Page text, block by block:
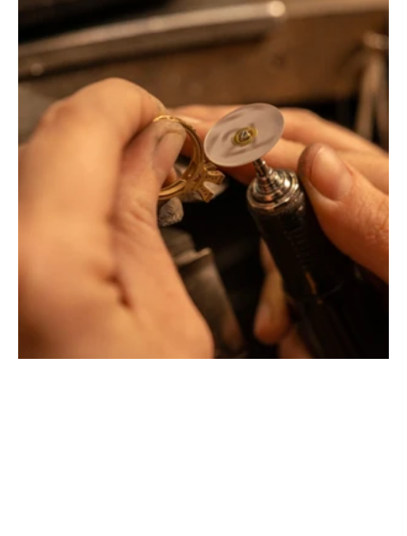
Montbrison, Lyon, Paris
Philippe & mathieu tournaire
Créateurs joailliers, révolutionnent les codes de la
joaillerie traditionnelle en y apportant des formes et des
couleurs hors du commun. Au delà des modes, la
Maison Tournaire a forgé son style de caractère et
d'élévation en puisant dans ses voyages ainsi que ses
différentes rencontres.
La Maison Tournaire qui a ouvert ses portes en 1984 à
Montbrison, en France, propose aujourd'hui ces bijoux